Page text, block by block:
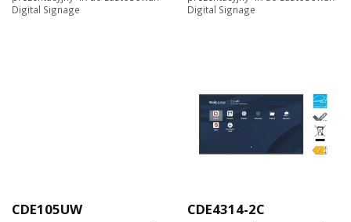
Digital Signage
Digital Signage
CDE105UW CDE4314-2C